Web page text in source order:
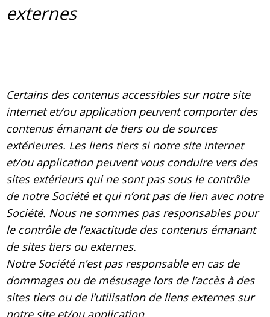
externes
Certains des contenus accessibles sur notre site
internet et/ou application peuvent comporter des
contenus émanant de tiers ou de sources
extérieures. Les liens tiers si notre site internet
et/ou application peuvent vous conduire vers des
sites extérieurs qui ne sont pas sous le contrôle
de notre Société et qui n’ont pas de lien avec notre
Société. Nous ne sommes pas responsables pour
le contrôle de l’exactitude des contenus émanant
de sites tiers ou externes.
Notre Société n’est pas responsable en cas de
dommages ou de mésusage lors de l’accès à des
sites tiers ou de l’utilisation de liens externes sur
notre site et/ou application.